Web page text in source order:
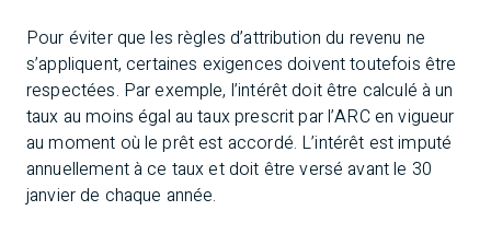
Pour éviter que les règles d’attribution du revenu ne
s’appliquent, certaines exigences doivent toutefois être
respectées. Par exemple, l’intérêt doit être calculé à un
taux au moins égal au taux prescrit par l’ARC en vigueur
au moment où le prêt est accordé. L’intérêt est imputé
annuellement à ce taux et doit être versé avant le 30
janvier de chaque année.